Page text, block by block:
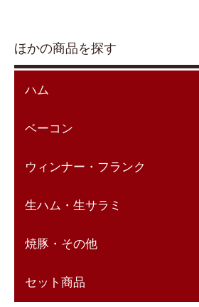
ほかの商品を探す
ハム
ベーコン
ウィンナー・フランク
生ハム・生サラミ
焼豚・その他
セット商品